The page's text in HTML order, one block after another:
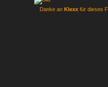
Danke an Klexx für dieses